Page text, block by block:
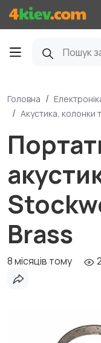
Головна
Акустика, колонки
Brass
8 місяців тому